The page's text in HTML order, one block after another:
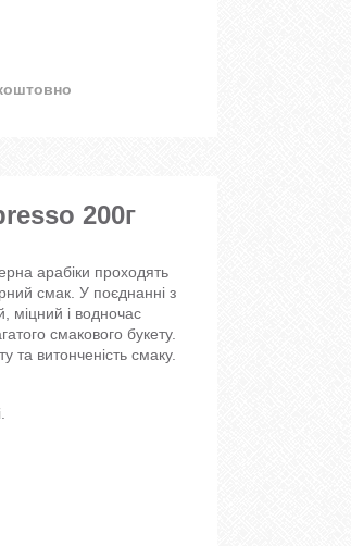
200г
арабіки проходять
смак. У поєднанні з
міцний і водночас
смакового букету.
та витонченість смаку.